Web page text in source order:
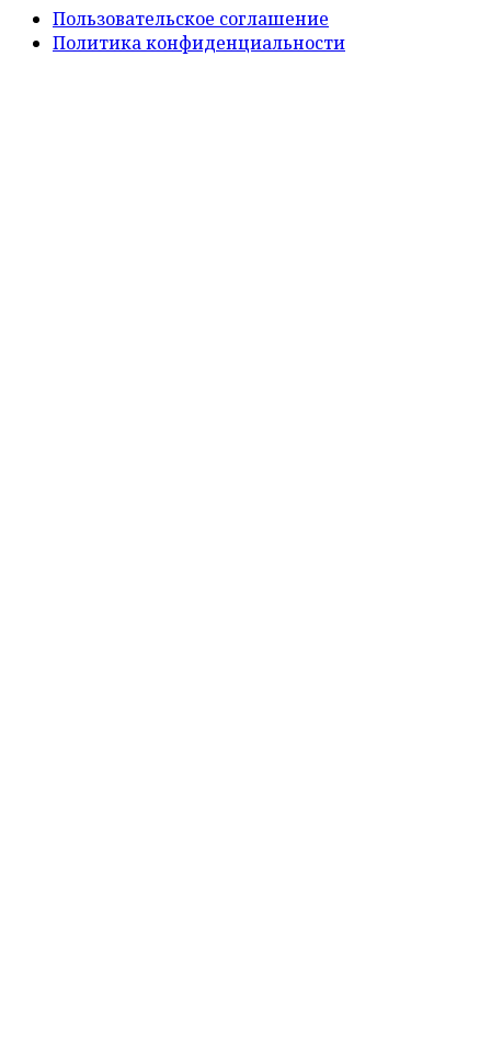
Пользовательское соглашение
Политика конфиденциальности